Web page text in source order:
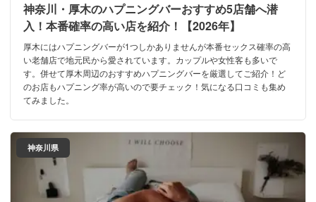
神奈川・厚木のハプニングバーおすすめ5店舗へ潜
入！本番確率の高い店を紹介！【2026年】
厚木にはハプニングバーが1つしかありませんが本番セックス確率の高
い老舗店で地元民から愛されています。カップルや女性客も多いで
す。併せて厚木周辺のおすすめハプニングバーを厳選してご紹介！ど
のお店もハプニング率が高いので要チェック！気になる口コミも集め
てみました。
神奈川県